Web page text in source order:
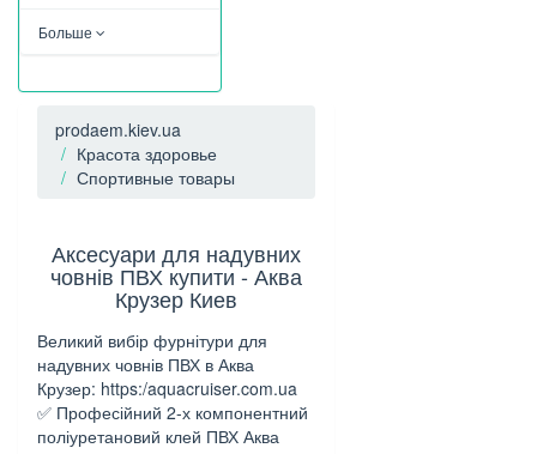
Больше
prodaem.kiev.ua
Красота здоровье
Спортивные товары
Аксесуари для надувних
човнів ПВХ купити - Аква
Крузер Киев
Великий вибір фурнітури для
надувних човнів ПВХ в Аква
Крузер: https:/aquacruiser.com.ua
✅ Професійний 2-х компонентний
поліуретановий клей ПВХ Аква